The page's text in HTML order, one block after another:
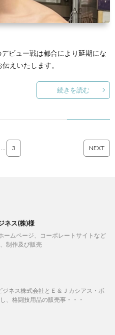
ビュー戦は都合により延期にな
えいたします。
続きを読む
3 NEXT
ネス(株)様
ームページ、コーポレートサイトなど
制作及び販売
ジネス株式会社とＥ＆Ｊカシアス・ボ
、格闘技用品の販売事・・・